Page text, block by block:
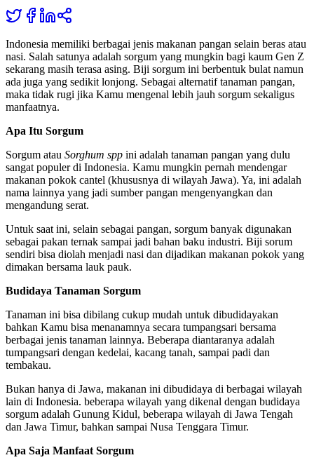
Indonesia memiliki berbagai jenis makanan pangan selain beras atau
nasi. Salah satunya adalah sorgum yang mungkin bagi kaum Gen Z
sekarang masih terasa asing. Biji sorgum ini berbentuk bulat namun
ada juga yang sedikit lonjong. Sebagai alternatif tanaman pangan,
maka tidak rugi jika Kamu mengenal lebih jauh sorgum sekaligus
manfaatnya.
Apa Itu Sorgum
Sorgum atau Sorghum spp ini adalah tanaman pangan yang dulu
sangat populer di Indonesia. Kamu mungkin pernah mendengar
makanan pokok cantel (khususnya di wilayah Jawa). Ya, ini adalah
nama lainnya yang jadi sumber pangan mengenyangkan dan
mengandung serat.
Untuk saat ini, selain sebagai pangan, sorgum banyak digunakan
sebagai pakan ternak sampai jadi bahan baku industri. Biji sorum
sendiri bisa diolah menjadi nasi dan dijadikan makanan pokok yang
dimakan bersama lauk pauk.
Budidaya Tanaman Sorgum
Tanaman ini bisa dibilang cukup mudah untuk dibudidayakan
bahkan Kamu bisa menanamnya secara tumpangsari bersama
berbagai jenis tanaman lainnya. Beberapa diantaranya adalah
tumpangsari dengan kedelai, kacang tanah, sampai padi dan
tembakau.
Bukan hanya di Jawa, makanan ini dibudidaya di berbagai wilayah
lain di Indonesia. beberapa wilayah yang dikenal dengan budidaya
sorgum adalah Gunung Kidul, beberapa wilayah di Jawa Tengah
dan Jawa Timur, bahkan sampai Nusa Tenggara Timur.
Apa Saja Manfaat Sorgum